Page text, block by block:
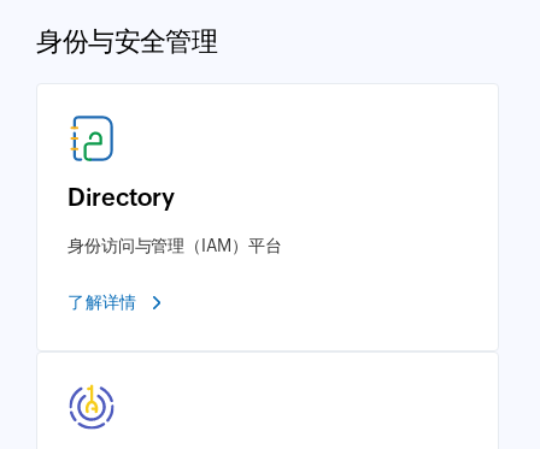
身份与安全管理
Directory
身份访问与管理（IAM）平台
了解详情